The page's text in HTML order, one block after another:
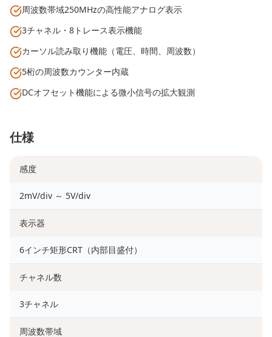
周波数帯域250MHzの高性能アナログ表示
3チャネル・8トレース表示機能
カーソル読み取り機能（電圧、時間、周波数）
5桁の周波数カウンター内蔵
DCオフセット機能による微小信号の拡大観測
仕様
感度
2mV/div ～ 5V/div
表示器
6インチ矩形CRT（内部目盛付）
チャネル数
3チャネル
周波数帯域